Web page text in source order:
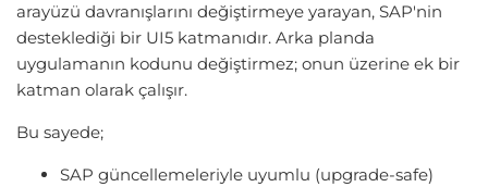
arayüzü davranışlarını değiştirmeye yarayan, SAP'nin
desteklediği bir UI5 katmanıdır. Arka planda
uygulamanın kodunu değiştirmez; onun üzerine ek bir
katman olarak çalışır.
Bu sayede;
SAP güncellemeleriyle uyumlu (upgrade-safe)